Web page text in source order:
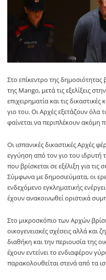
Στο επίκεντρο της δημοσιότητας
της Mango, μετά τις εξελίξεις
επιχειρηματία και τις
γιο του. Οι Αρχές εξετάζουν όλα
φαίνεται να περιπλέκουν ακόμη
Οι ισπανικές δικαστικές Αρχές
εγγύηση από τον γιο του ιδρυτή
που βρίσκεται σε εξέλιξη για
Σύμφωνα με δημοσιεύματα, οι
ενδεχόμενο εγκληματικής
έχουν ανακοινωθεί οριστικά
Στο μικροσκόπιο των Αρχών
οικογενειακές σχέσεις αλλά και
διαθήκη και την περιουσία της
έχουν εντείνει το ενδιαφέρον
παρακολουθείται στενά από τα